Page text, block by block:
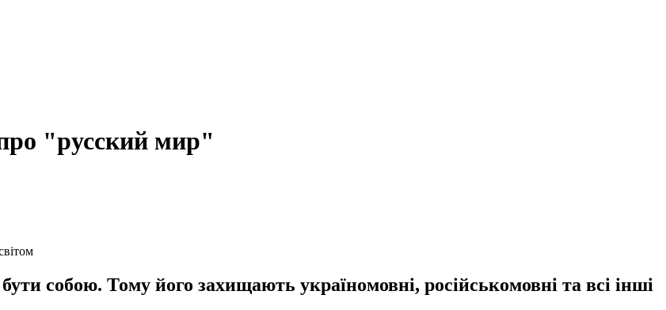
про "русский мир"
собою. Тому його захищають україномовні, російськомовні та всі інші